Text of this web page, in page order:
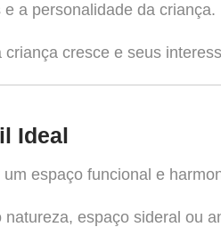
a personalidade da criança.
cresce e seus
Ideal
espaço funcional e
espaço sideral ou